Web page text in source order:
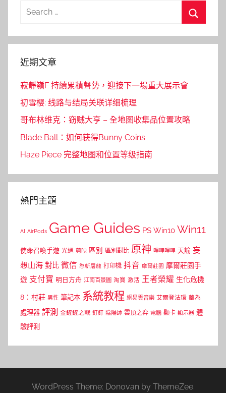
Search
近期文章
寂靜嶺F 持續累積聲勢，迎接下一場重大展示會
初雪樱: 线路与结局关联详细梳理
哥布林维克：窃贼大亨 – 全地图收集品位置攻略
Blade Ball：如何获得Bunny Coins
Haze Piece 完整地图和位置等级指南
熱門主題
AI AirPods Game Guides PS Win10 Win11
使命召喚手遊 光遇 剪映 區別 區別對比 原神 嗶哩嗶哩 天諭 妄
想山海 對比 微信 怒斬屠龍 打印機 抖音 摩爾莊園 摩爾莊園手
遊 支付寶 明日方舟 江南百景圖 淘寶 激活 王者榮耀 生化危機
8：村莊 男性 筆記本 系統教程 網易雲音樂 艾爾登法環 華為
處理器 評測 金鏟鏟之戰 釘釘 陰陽師 雲頂之弈 電腦 顯卡 顯示器 體
驗評測
WordPress Theme: Donovan by ThemeZee.